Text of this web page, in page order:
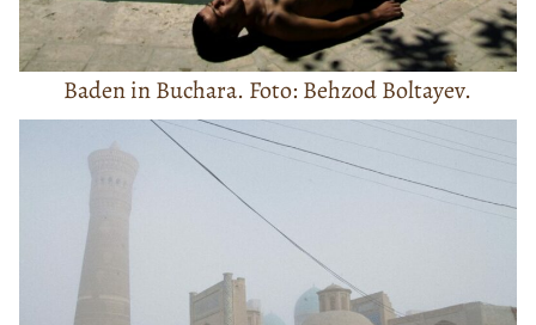
Baden in Buchara. Foto: Behzod Boltayev.